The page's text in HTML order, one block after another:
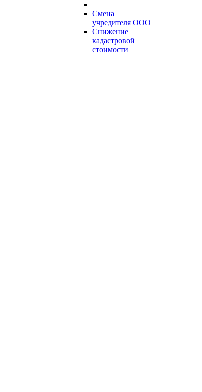
Смена
учредителя ООО
Снижение
кадастровой
стоимости